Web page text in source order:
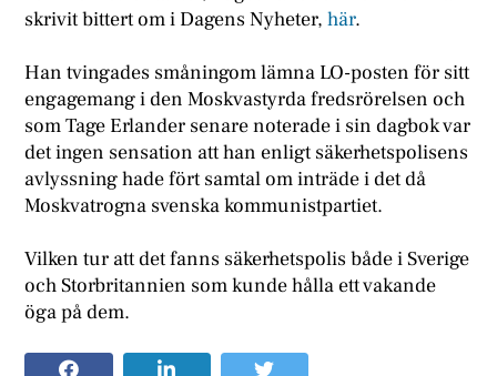
skrivit bittert om i Dagens Nyheter,här.
Han tvingades småningom lämna LO-posten för sitt
engagemang i den Moskvastyrda fredsrörelsen och
som Tage Erlander senare noterade i sin dagbok var
det ingen sensation att han enligt säkerhetspolisens
avlyssning hade fört samtal om inträde i det då
Moskvatrogna svenska kommunistpartiet.
Vilken tur att det fanns säkerhetspolis både i Sverige
och Storbritannien som kunde hålla ett vakande
öga på dem.